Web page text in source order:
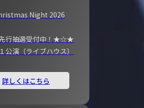
Night 2026
抽選受付中！★☆★
公演（ライブハウス）
詳しくはこちら